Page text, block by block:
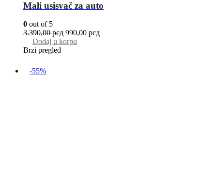
Mali usisvač za auto
0 out of 5
3.390,00рсд 990,00 рсд
Dodaj u korpu
Brzi pregled
-55%